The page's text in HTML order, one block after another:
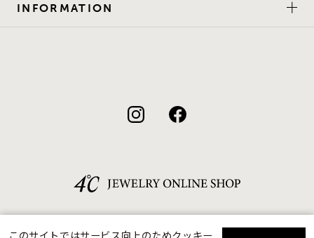
INFORMATION
このサイトではサービス向上のためクッキー